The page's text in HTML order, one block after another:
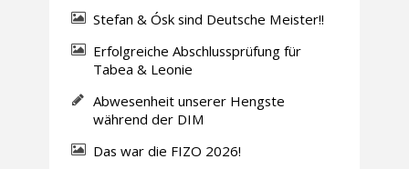
Stefan & Ósk sind Deutsche Meister!!
Erfolgreiche Abschlussprüfung für
Tabea & Leonie
Abwesenheit unserer Hengste
während der DIM
Das war die FIZO 2026!